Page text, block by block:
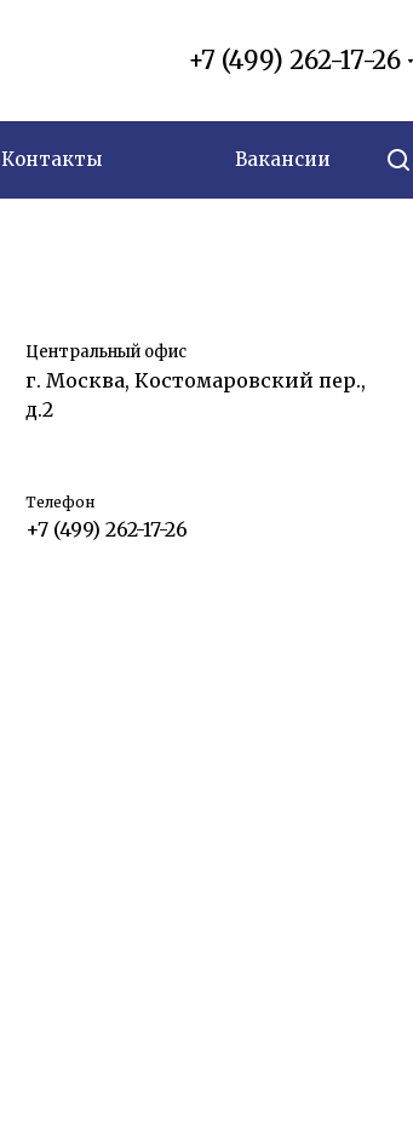
+7 (499) 262-17-26
Контакты Вакансии
Центральный офис
г. Москва, Костомаровский пер.,
д.2
Телефон
+7 (499) 262-17-26